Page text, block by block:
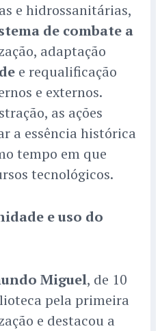
e hidrossanitárias,
de combate a
adaptação
e requalificação
e externos.
as ações
a essência histórica
tempo em que
tecnológicos.
e uso do
Miguel, de 10
pela primeira
e destacou a